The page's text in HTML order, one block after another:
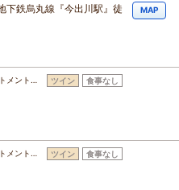
下鉄烏丸線『今出川駅』徒
MAP
メント… ツイン 食事なし
メント… ツイン 食事なし